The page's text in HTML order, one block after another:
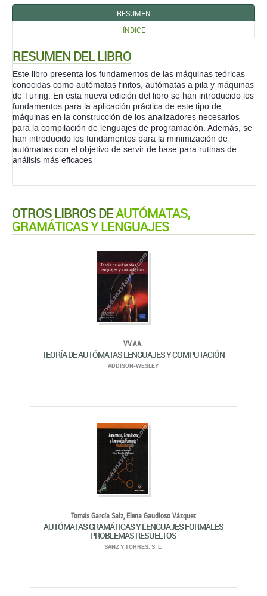
RESUMEN
ÍNDICE
RESUMEN DEL LIBRO
Este libro presenta los fundamentos de las máquinas teóricas
conocidas como autómatas finitos, autómatas a pila y máquinas
de Turing. En esta nueva edición del libro se han introducido los
fundamentos para la aplicación práctica de este tipo de
máquinas en la construcción de los analizadores necesarios
para la compilación de lenguajes de programación. Además, se
han introducido los fundamentos para la minimización de
autómatas con el objetivo de servir de base para rutinas de
análisis más eficaces
OTROS LIBROS DEAUTÓMATAS,
GRAMÁTICAS Y LENGUAJES
VV.AA.
TEORÍA DE AUTÓMATAS LENGUAJES Y COMPUTACIÓN
ADDISON-WESLEY
Tomás García Saiz,Elena Gaudioso Vázquez
AUTÓMATAS GRAMÁTICAS Y LENGUAJES FORMALES
PROBLEMAS RESUELTOS
SANZ Y TORRES, S. L.